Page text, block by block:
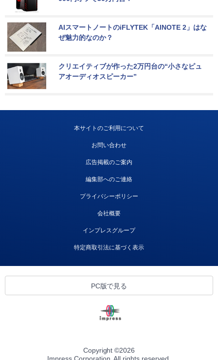
AIスマートノートのiFLYTEK「AINOTE 2」はな
ぜ魅力的なのか？
クリエイティブが作った2万円台の“小さなピュ
アオーディオスピーカー”
本サイトのご利用について
お問い合わせ
広告掲載のご案内
編集部へのご連絡
プライバシーポリシー
会社概要
インプレスグループ
特定商取引法に基づく表示
PC版で見る
Copyright ©2026